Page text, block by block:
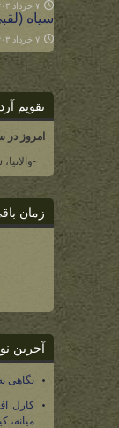
۷ خرداد ۱۴۰۳
سیاه
۷ خرداد ۱۴۰۳
تقویم آردا
امروز در
-
زمان
آخرین
نگاهی
کارل
میانه،